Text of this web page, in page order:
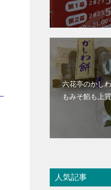
六花亭のかし
もみそ餡も上
人気記事